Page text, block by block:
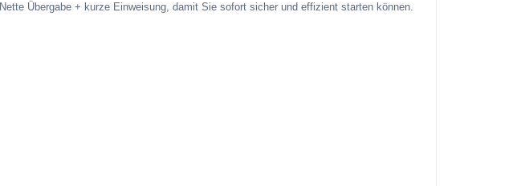
Nette Übergabe + kurze Einweisung, damit Sie sofort sicher und effizient starten können.